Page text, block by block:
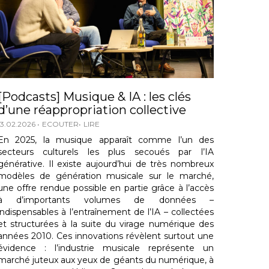
Musique & IA : les clés
réappropriation collective
ECOUTER LIRE
2025, la musique apparaît comme l’un des
culturels les plus secoués par l’IA
Il existe aujourd’hui de très nombreux
de génération musicale sur le marché,
offre rendue possible en partie grâce à l’accès
d’importants volumes de données –
à l’entraînement de l’IA – collectées
structurées à la suite du virage numérique des
2010. Ces innovations révèlent surtout une
: l’industrie musicale représente un
juteux aux yeux de géants du numérique, à